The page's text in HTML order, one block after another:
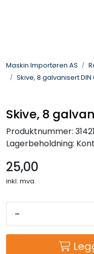
Maskin Importøren AS
Skive, 8 galvanisert DIN
Skive, 8
Produktnummer:
Lagerbeholdning:
25,00
inkl. mva.
-
Sprøyter
Hageredskaper
ATV &
Reservedeler